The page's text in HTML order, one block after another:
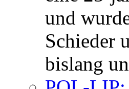
und
Schieder
bislang